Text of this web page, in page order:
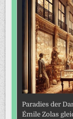
Paradies der
Émile Zolas